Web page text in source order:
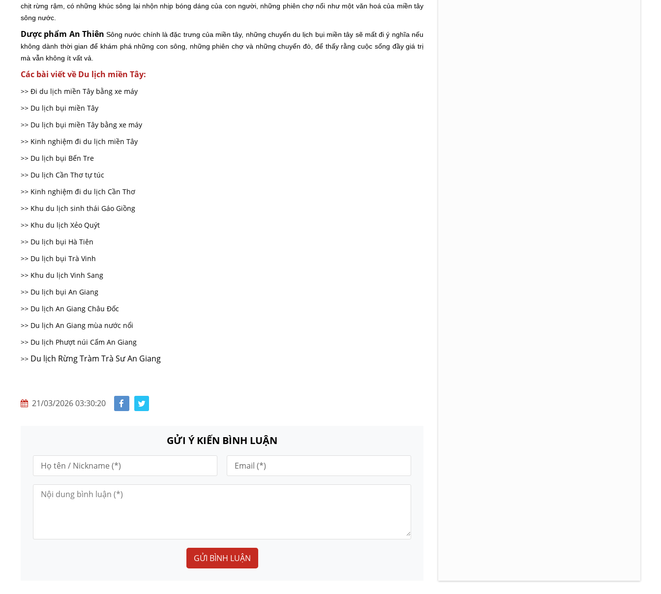
chịt rừng rậm, có những khúc sông lại nhộn nhịp bóng dáng của con người, những phiên chợ nổi như một văn hoá của miền tây
sông nước.
Dược phẩm An Thiên Sông nước chính là đặc trưng của miền tây, những chuyến du lịch bụi miền tây sẽ mất đi ý nghĩa nếu
không dành thời gian để khám phá những con sông, những phiên chợ và những chuyến đò, để thấy rằng cuộc sống đầy giá trị
mà vẫn không ít vất vả.
Các bài viết về Du lịch miền Tây:
>> Đi du lịch miền Tây bằng xe máy
>> Du lịch bụi miền Tây
>> Du lịch bụi miền Tây bằng xe máy
>> Kinh nghiệm đi du lịch miền Tây
>> Du lịch bụi Bến Tre
>> Du lịch Cần Thơ tự túc
>> Kinh nghiệm đi du lịch Cần Thơ
>> Khu du lịch sinh thái Gáo Giồng
>> Khu du lịch Xẻo Quýt
>> Du lịch bụi Hà Tiên
>> Du lịch bụi Trà Vinh
>> Khu du lịch Vinh Sang
>> Du lịch bụi An Giang
>> Du lịch An Giang Châu Đốc
>> Du lịch An Giang mùa nước nổi
>> Du lịch Phượt núi Cấm An Giang
>> Du lịch Rừng Tràm Trà Sư An Giang
21/03/2026 03:30:20
GỬI Ý KIẾN BÌNH LUẬN
GỬI BÌNH LUẬN